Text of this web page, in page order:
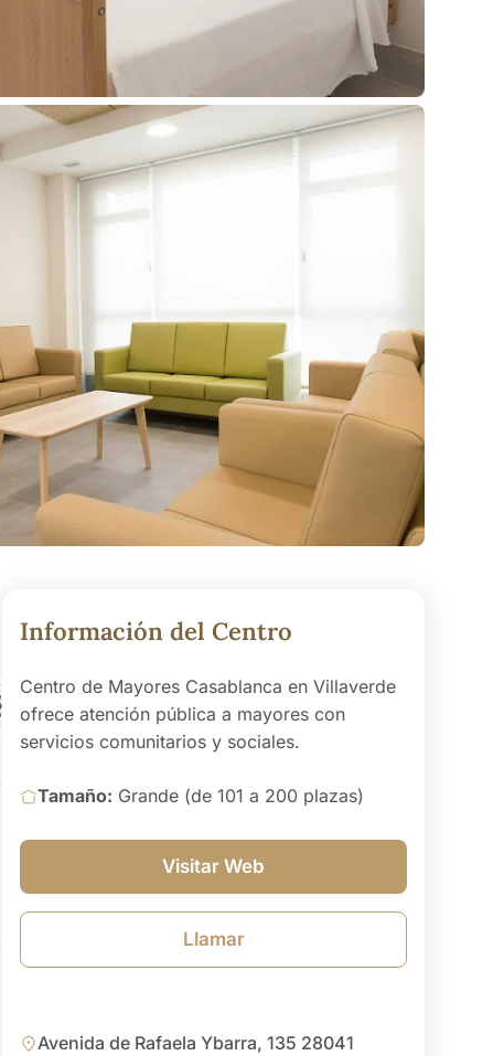
Información del Centro
Centro de Mayores Casablanca en Villaverde
ofrece atención pública a mayores con
servicios comunitarios y sociales.
Tamaño: Grande (de 101 a 200 plazas)
Visitar Web
Llamar
Avenida de Rafaela Ybarra, 135 28041